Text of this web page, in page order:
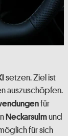
setzen. Ziel ist
auszuschöpfen.
für
Neckarsulmund
für sich